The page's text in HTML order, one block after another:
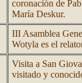
coronación de
María Deskur.
III Asamblea
Wotyla es el
Visita a San
visitado y